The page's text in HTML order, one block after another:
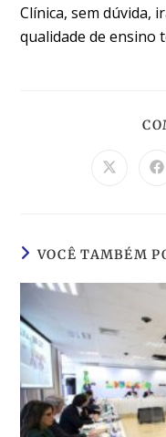
Clínica, sem dúvida,
qualidade de ensino
VOCÊ TAMBÉM